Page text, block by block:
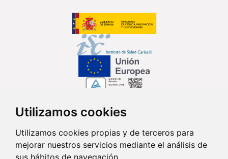
Utilizamos cookies
Utilizamos cookies propias y de terceros para
mejorar nuestros servicios mediante el análisis de
sus hábitos de navegación.
Síguenos en...
Contacto